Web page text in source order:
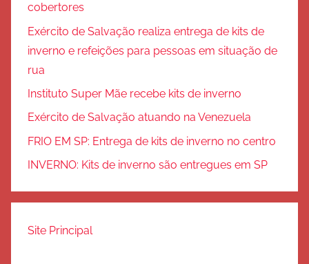
cobertores
Exército de Salvação realiza entrega de kits de
inverno e refeições para pessoas em situação de
rua
Instituto Super Mãe recebe kits de inverno
Exército de Salvação atuando na Venezuela
FRIO EM SP: Entrega de kits de inverno no centro
INVERNO: Kits de inverno são entregues em SP
Site Principal